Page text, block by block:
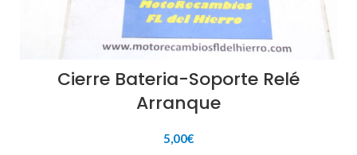
Cierre Bateria-Soporte Relé
Arranque
5,00€